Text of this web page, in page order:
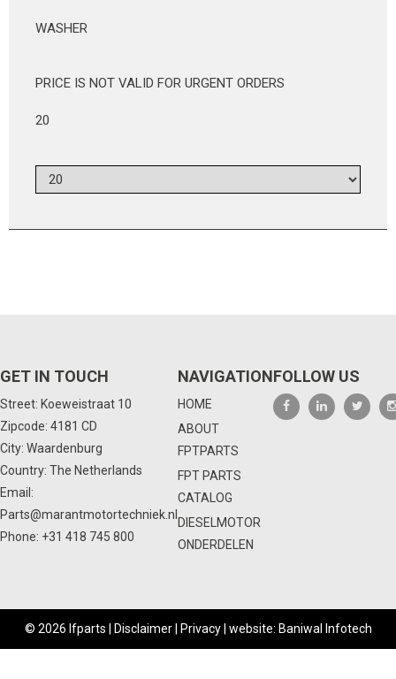
WASHER
PRICE IS NOT VALID FOR URGENT ORDERS
20
GET IN TOUCH
Street: Koeweistraat 10
Zipcode: 4181 CD
City: Waardenburg
Country: The Netherlands
Email:
Parts@marantmotortechniek.nl
Phone: +31 418 745 800
NAVIGATION
HOME
ABOUT
FPTPARTS
FPT PARTS
CATALOG
DIESELMOTOR
ONDERDELEN
FOLLOW US
© 2026 Ifparts | Disclaimer| Privacy| website: Baniwal Infotech